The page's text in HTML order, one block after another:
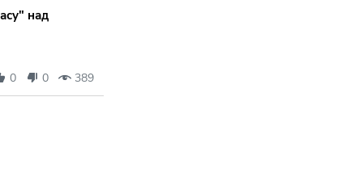
над
0 0 389